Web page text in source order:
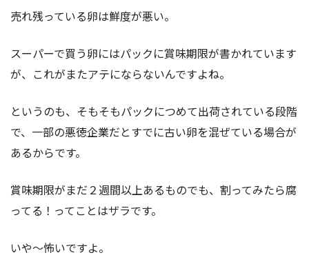
売れ残っている卵は鮮度が悪い。
スーパーで買う卵にはパックに賞味期限が書かれています
が、これがまたアテにならないんですよね。
というのも、そもそもパックにつめて出荷されている段階
で、一部の悪徳企業だとすでに古い卵を混ぜている場合が
あるからです。
賞味期限がまだ２週間以上あるものでも、割ってみたら腐
ってる！ってことはザラです。
いや～怖いですよ。